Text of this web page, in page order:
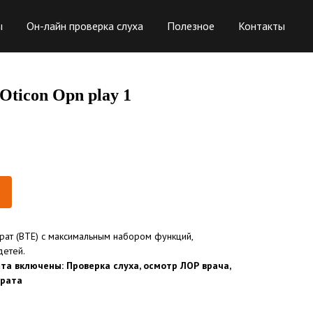
Он-лайн проверка слуха Полезное Контакты
Opn play 1
(BTE) с максимальным набором функций,
включены: Проверка слуха, осмотр ЛОР врача,